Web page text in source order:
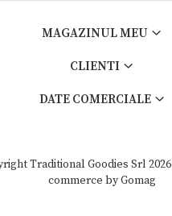
MAGAZINUL MEU
CLIENTI
DATE COMERCIALE
Traditional Goodies Srl 2026
commerce by Gomag